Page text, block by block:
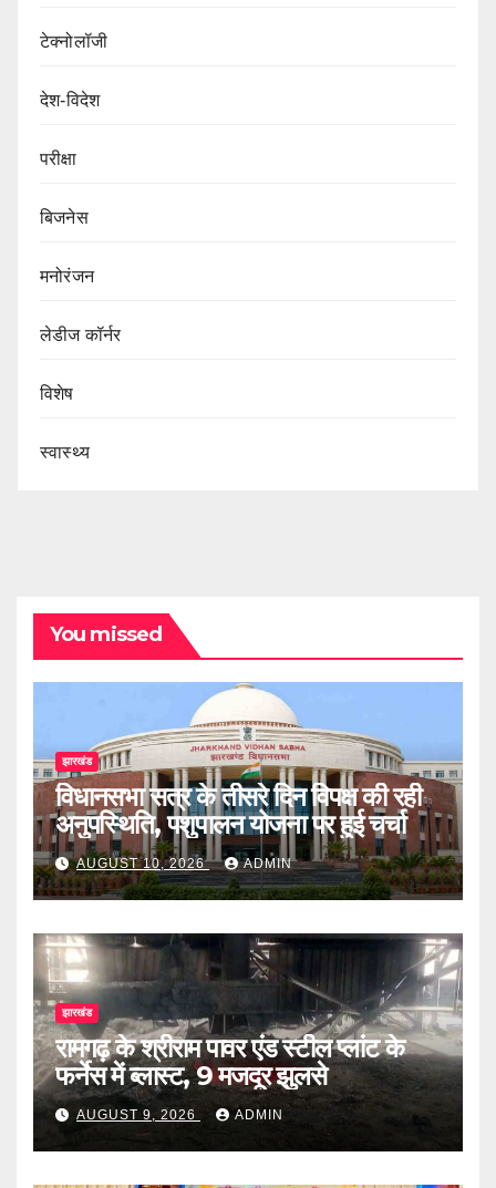
टेक्नोलॉजी
देश-विदेश
परीक्षा
बिजनेस
मनोरंजन
लेडीज कॉर्नर
विशेष
स्वास्थ्य
You missed
झारखंड
विधानसभा सत्र के तीसरे दिन विपक्ष की रही
अनुपस्थिति, पशुपालन योजना पर हुई चर्चा
AUGUST 10, 2026 ADMIN
झारखंड
रामगढ़ के श्रीराम पावर एंड स्टील प्लांट के
फर्नेस में ब्लास्ट, 9 मजदूर झुलसे
AUGUST 9, 2026 ADMIN